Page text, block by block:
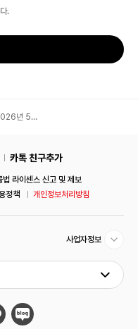
.
년 5월
카톡 친구추가
법 라이센스 신고 및 제보
정책 개인정보처리방침
사업자정보